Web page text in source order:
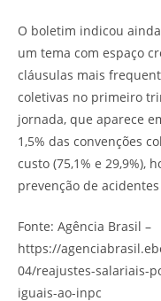
O boletim indicou
um tema com espaço
cláusulas mais
coletivas no primeiro
jornada, que aparece
1,5% das convenções
custo (75,1% e 29,9%),
prevenção de acidentes
Fonte: Agência Brasil –
https://
04/reajustes-salariais-
iguais-ao-inpc